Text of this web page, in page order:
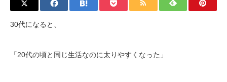
30代になると、
「20代の頃と同じ生活なのに太りやすくなった」